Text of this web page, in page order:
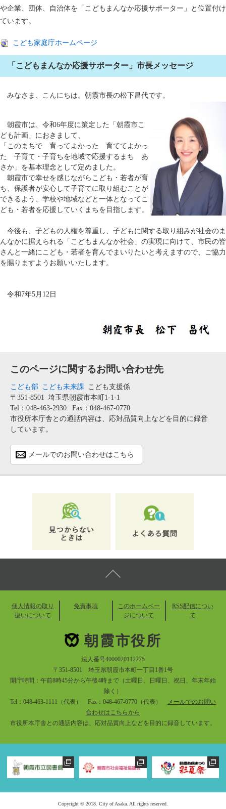
や企業、団体、自治体を「こどもまんなか応援サポーター」と位置付け
ています。
こども家庭庁ホームページ
「こどもまんなか応援サポーター」市長メッセージ
みなさま、こんにちは。朝霞市長の松下昌代です。
朝霞市は、令和6年度に策定した「朝霞市こ
ども計画」におきまして、
「このまちで 育ってよかった 育ててよかっ
た 子育て・子育ちを地域で応援するまち あ
さか」を基本理念として定めました。
朝霞市で幸せを感じながらこども・若者が育
ち、保護者が安心して子育てに取り組むことが
できるよう、学校や地域などと一体となってこ
ども・若者を応援していくまちを目指します。
今後も、子どもの人権を尊重し、子どもに関する取り組みが社会のま
んなかに据えられる「こどもまんなか社会」の実現に向けて、市民の皆
さんと一緒にこども・若者を育んでまいりたいと考えますので、ご協力
を賜りますようお願いいたします。
令和7年5月12日​
このページに関するお問い合わせ先
こども部 こども未来課
こども支援係
〒351-8501
埼玉県朝霞市本町1-1-1
Tel：048-463-2930
Fax：048-467-0770
市役所本庁舎との通話内容は、応対品質向上などを目的に録音
しています。
メールでのお問い合わせはこちら
個人情報の取り
扱いについて
免責事項
このホームペー
ジについて
RSS配信につい
て
朝霞市役所
法人番号4000020112275
〒351-8501 埼玉県朝霞市本町一丁目1番1号
開庁時間：午前8時45分から午後4時まで（土曜日、日曜日、祝日、年末年始
除く）
Tel：048-463-1111（代表） Fax：048-467-0770（代表）
メールでのお問い
合わせはこちらから
市役所本庁舎との通話内容は、応対品質向上などを目的に録音しています。
Copyright © 2018. City of Asaka. All rights reserved.